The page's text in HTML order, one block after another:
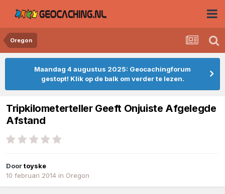
Oregon
Maandag 4 augustus 2025: Geocachingforum
gestopt! Klik op de balk om verder te lezen.
Tripkilometerteller Geeft Onjuiste Afgelegde
Afstand
Doortoyske
10 februari 2014 in Oregon